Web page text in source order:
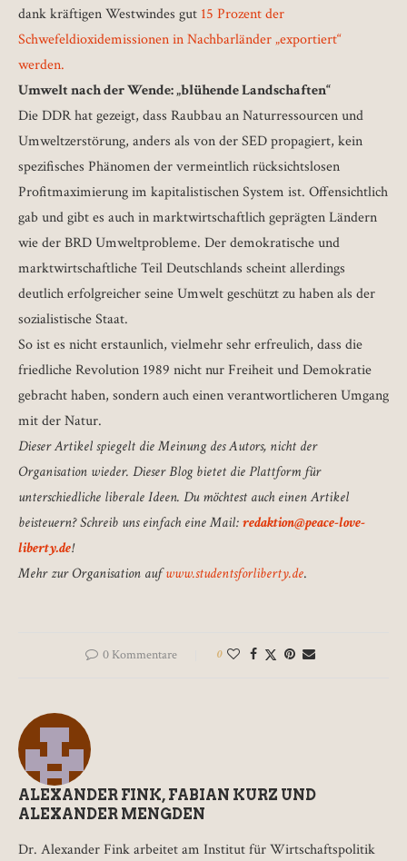
dank kräftigen Westwindes gut 15 Prozent der
Schwefeldioxidemissionen in Nachbarländer „exportiert“
werden.
Umwelt nach der Wende: „blühende Landschaften“
Die DDR hat gezeigt, dass Raubbau an Naturressourcen und
Umweltzerstörung, anders als von der SED propagiert, kein
spezifisches Phänomen der vermeintlich rücksichtslosen
Profitmaximierung im kapitalistischen System ist. Offensichtlich
gab und gibt es auch in marktwirtschaftlich geprägten Ländern
wie der BRD Umweltprobleme. Der demokratische und
marktwirtschaftliche Teil Deutschlands scheint allerdings
deutlich erfolgreicher seine Umwelt geschützt zu haben als der
sozialistische Staat.
So ist es nicht erstaunlich, vielmehr sehr erfreulich, dass die
friedliche Revolution 1989 nicht nur Freiheit und Demokratie
gebracht haben, sondern auch einen verantwortlicheren Umgang
mit der Natur.
Dieser Artikel spiegelt die Meinung des Autors, nicht der
Organisation wieder. Dieser Blog bietet die Plattform für
unterschiedliche liberale Ideen. Du möchtest auch einen Artikel
beisteuern? Schreib uns einfach eine Mail:redaktion@peace-love-
liberty.de!
Mehr zur Organisation aufwww.studentsforliberty.de.
0 Kommentare 0
ALEXANDER FINK, FABIAN KURZ UND
ALEXANDER MENGDEN
Dr. Alexander Fink arbeitet am Institut für Wirtschaftspolitik